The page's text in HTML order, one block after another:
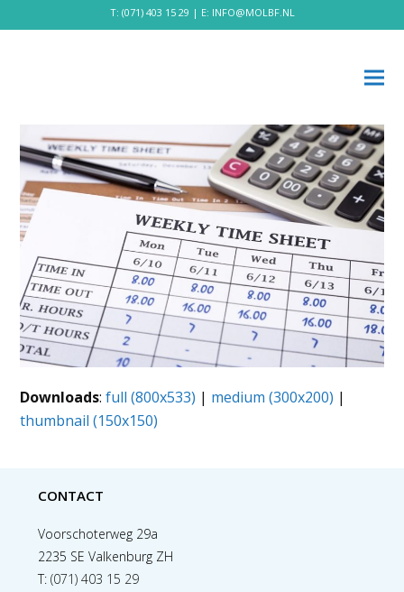
T: (071) 403 15 29 | E: INFO@MOLBF.NL
Downloads:full (800x533) | medium (300x200) |
thumbnail (150x150)
CONTACT
Voorschoterweg 29a
2235 SE Valkenburg ZH
T:(071) 403 15 29